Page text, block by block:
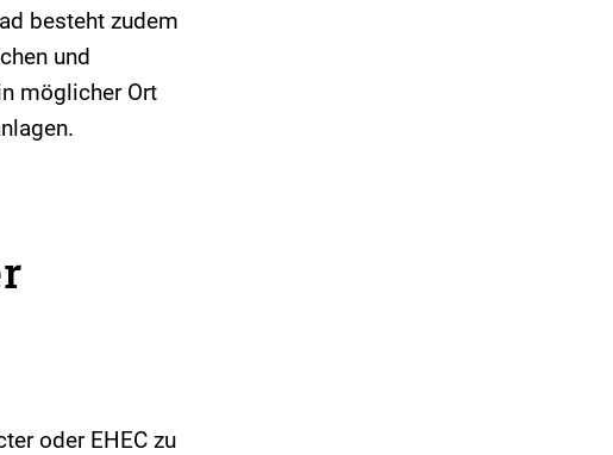
besteht zudem
und
möglicher Ort
oder EHEC zu